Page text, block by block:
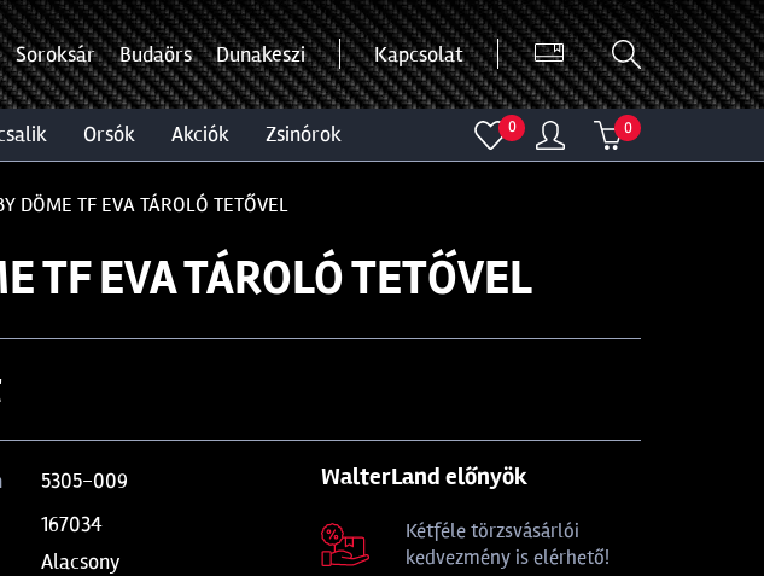
Soroksár Budaörs Dunakeszi Kapcsolat
orsók akciók zsinórok 0 0
DÖME TF EVA TÁROLÓ TETŐVEL
TF EVA TÁROLÓ TETŐVEL
5305-009
167034
Alacsony
WalterLand előnyök
Kétféle törzsvásárlói
kedvezmény is elérhető!